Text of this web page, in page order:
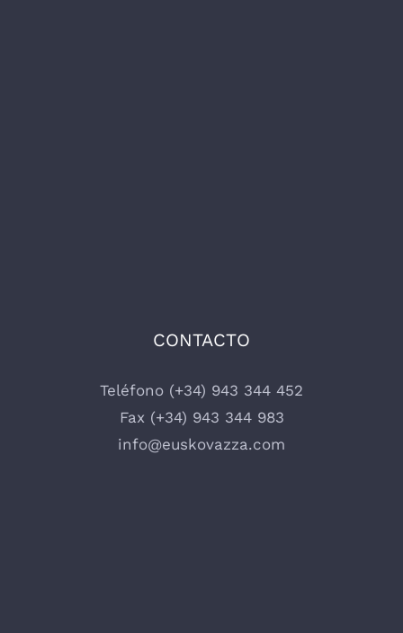
CONTACTO
Teléfono (+34) 943 344 452
Fax (+34) 943 344 983
info@euskovazza.com